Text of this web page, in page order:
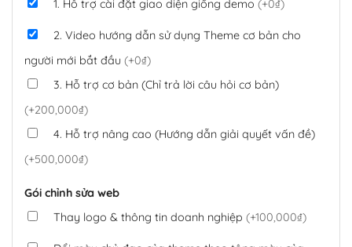
1. Hỗ trợ cài đặt giao diện giống demo (+0₫)
2. Video hướng dẫn sử dụng Theme cơ bản cho
người mới bắt đầu (+0₫)
3. Hỗ trợ cơ bản (Chỉ trả lời câu hỏi cơ bản)
(+200,000₫)
4. Hỗ trợ nâng cao (Hướng dẫn giải quyết vấn đề)
(+500,000₫)
Gói chỉnh sửa web
Thay logo & thông tin doanh nghiệp (+100,000₫)